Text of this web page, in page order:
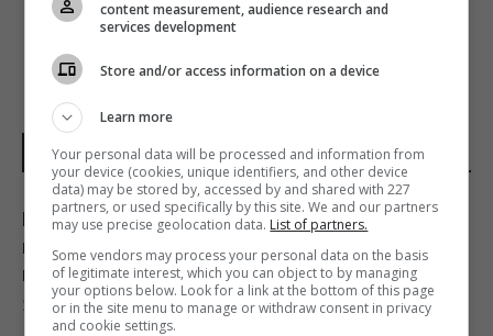
НОВОСТИ УКРАИНЫ
В результате атаки РФ был уничтожен
крупнейший склад средств
индивидуальной защиты
21:32 пятница, 07 августа 2026
content measurement, audience research and
services development
Store and/or access information on a device
Learn more
Your personal data will be processed and information from
your device (cookies, unique identifiers, and other device
data) may be stored by, accessed by and shared with 227
partners, or used specifically by this site. We and our partners
may use precise geolocation data. List of partners.
Some vendors may process your personal data on the basis
of legitimate interest, which you can object to by managing
your options below. Look for a link at the bottom of this page
or in the site menu to manage or withdraw consent in privacy
and cookie settings.